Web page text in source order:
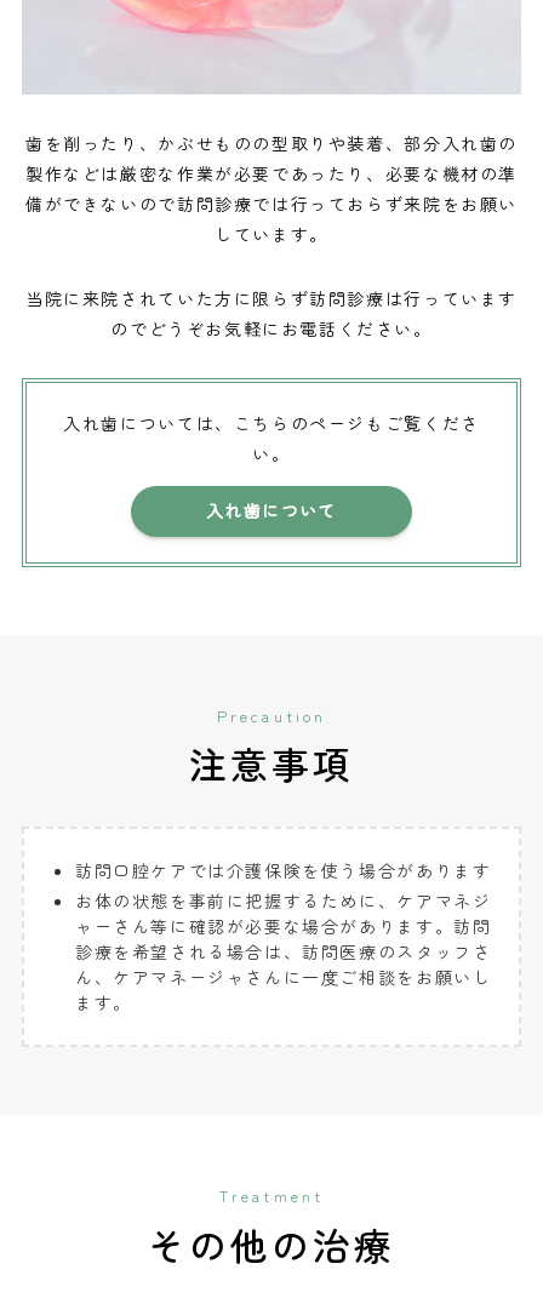
歯を削ったり、かぶせものの型取りや装着、部分入れ歯の
製作などは厳密な作業が必要であったり、 必要な機材の準
備ができないので訪問診療では行っておらず来院をお願い
しています。
当院に来院されていた方に限らず訪問診療は行っています
のでどうぞお気軽にお電話ください。
入れ歯については、こちらのページもご覧くださ
い。
入れ歯について
Precaution
注意事項
訪問口腔ケアでは介護保険を使う場合があります
お体の状態を事前に把握するために、ケアマネジ
ャーさん等に確認が必要な場合があります。訪問
診療を希望される場合は、訪問医療のスタッフさ
ん、ケアマネージャさんに一度ご相談をお願いし
ます。
Treatment
その他の治療